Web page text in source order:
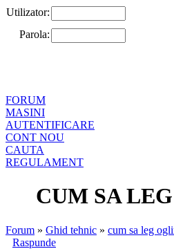
Utilizator:
Parola:
FORUM
MASINI
AUTENTIFICARE
CONT NOU
CAUTA
REGULAMENT
CUM SA
Forum » Ghid tehnic » cum sa leg
Raspunde